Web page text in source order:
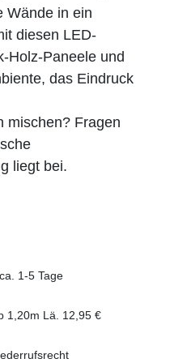
Wände in ein
diesen LED-
Holz-Paneele und
das Eindruck
mischen? Fragen
liegt bei.
1-5 Tage
1,20m Lä. 12,95 €